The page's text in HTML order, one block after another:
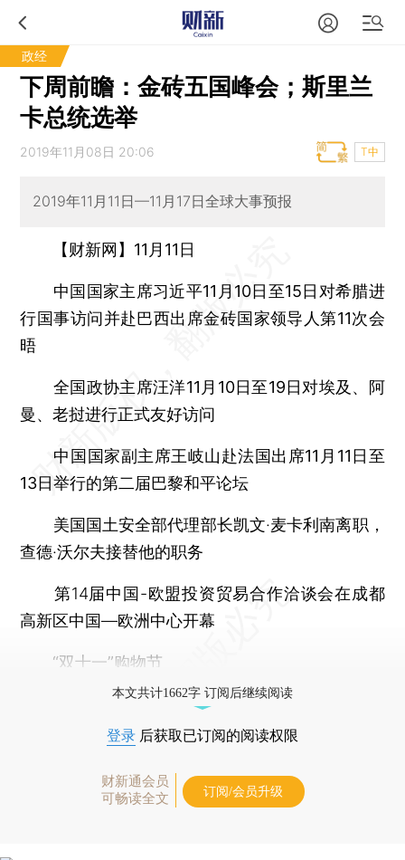
政经
下周前瞻：金砖五国峰会；斯里兰
卡总统选举
2019年11月08日 20:06 T中
2019年11月11日—11月17日全球大事预报
【财新网】11月11日
中国国家主席习近平11月10日至15日对希腊进
行国事访问并赴巴西出席金砖国家领导人第11次会
晤
全国政协主席汪洋11月10日至19日对埃及、阿
曼、老挝进行正式友好访问
中国国家副主席王岐山赴法国出席11月11日至
13日举行的第二届巴黎和平论坛
美国国土安全部代理部长凯文·麦卡利南离职，
查德·沃尔夫接替他的职务
第14届中国-欧盟投资贸易合作洽谈会在成都
高新区中国—欧洲中心开幕
“双十一”购物节
本文共计1662字 订阅后继续阅读
登录 后获取已订阅的阅读权限
财新通会员
可畅读全文
订阅/会员升级